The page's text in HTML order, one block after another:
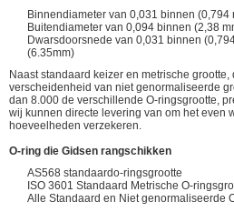
Binnendiameter van 0,031 binnen
Buitendiameter van 0,094 binnen (2,38
Dwarsdoorsnede van 0,031 binnen
(6.35mm)
Naast standaard keizer en metrische grootte,
verscheidenheid van niet genormaliseerde
dan 8.000 de verschillende O-ringsgrootte,
wij kunnen directe levering van om het even
hoeveelheden verzekeren.
O-ring die Gidsen rangschikken
AS568 standaardo-ringsgrootte
ISO 3601 Standaard Metrische O-
Alle Standaard en Niet genormaliseerde